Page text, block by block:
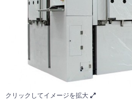
クリックしてイメージを拡大